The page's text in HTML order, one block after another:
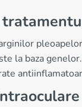
la baza